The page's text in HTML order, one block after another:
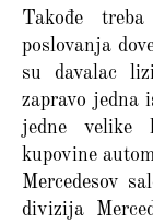
Takođe
poslovanja
su davalac
zapravo jedna
jedne velike
kupovine
Mercedesov
divizija